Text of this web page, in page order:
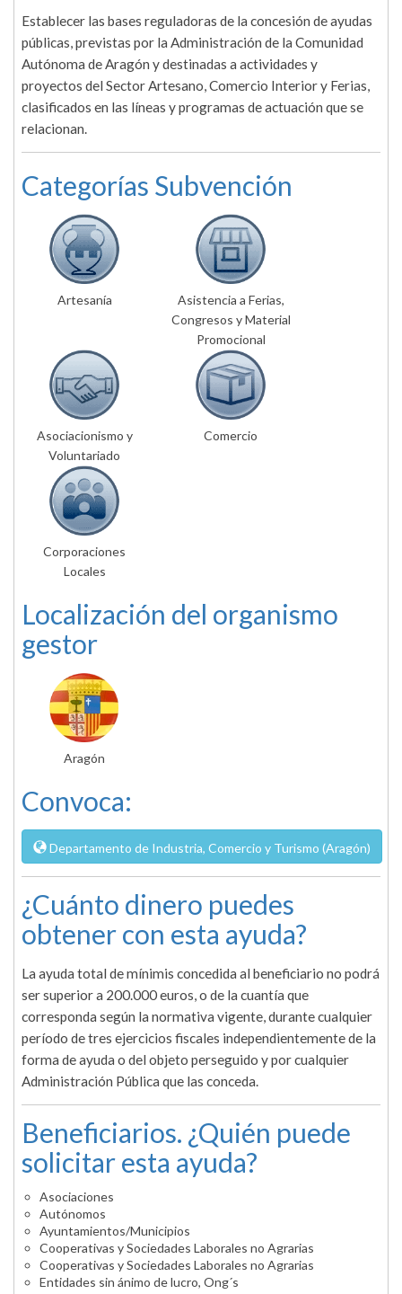
Establecer las bases reguladoras de la concesión de ayudas
públicas, previstas por la Administración de la Comunidad
Autónoma de Aragón y destinadas a actividades y
proyectos del Sector Artesano, Comercio Interior y Ferias,
clasificados en las líneas y programas de actuación que se
relacionan.
Categorías Subvención
Artesanía
Asistencia a Ferias,
Congresos y Material
Promocional
Asociacionismo y
Voluntariado
Comercio
Corporaciones
Locales
Localización del organismo
gestor
Aragón
Convoca:
Departamento de Industria, Comercio y Turismo (Aragón)
¿Cuánto dinero puedes
obtener con esta ayuda?
La ayuda total de mínimis concedida al beneficiario no podrá
ser superior a 200.000 euros, o de la cuantía que
corresponda según la normativa vigente, durante cualquier
período de tres ejercicios fiscales independientemente de la
forma de ayuda o del objeto perseguido y por cualquier
Administración Pública que las conceda.
Beneficiarios. ¿Quién puede
solicitar esta ayuda?
Asociaciones
Autónomos
Ayuntamientos/Municipios
Cooperativas y Sociedades Laborales no Agrarias
Cooperativas y Sociedades Laborales no Agrarias
Entidades sin ánimo de lucro, Ong´s